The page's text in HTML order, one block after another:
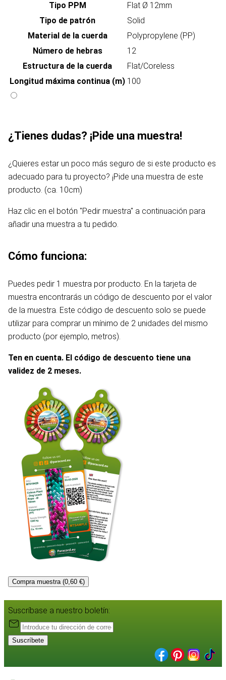
Tipo PPM
Flat Ø 12mm
Tipo de patrón
Solid
Material de la cuerda
Polypropylene (PP)
Número de hebras
12
Estructura de la cuerda
Flat/Coreless
Longitud máxima continua (m) 100
¿Tienes dudas? ¡Pide una muestra!
¿Quieres estar un poco más seguro de si este producto es
adecuado para tu proyecto? ¡Pide una muestra de este
producto. (ca. 10cm)
Haz clic en el botón "Pedir muestra" a continuación para
añadir una muestra a tu pedido.
Cómo funciona:
Puedes pedir 1 muestra por producto. En la tarjeta de
muestra encontrarás un código de descuento por el valor
de la muestra. Este código de descuento solo se puede
utilizar para comprar un mínimo de 2 unidades del mismo
producto (por ejemplo, metros).
Ten en cuenta. El código de descuento tiene una
validez de 2 meses.
Compra muestra (0,60 €)
Suscríbase a nuestro boletín:
Suscríbete